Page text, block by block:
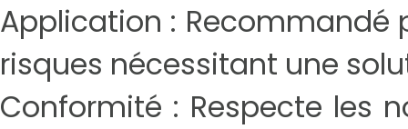
Application : Recommandé
risques nécessitant une
Conformité : Respecte les